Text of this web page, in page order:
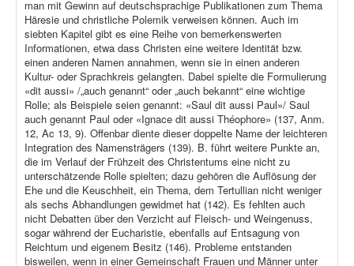
man mit Gewinn auf deutschsprachige Publikationen zum Thema
Häresie und christliche Polemik verweisen können. Auch im
siebten Kapitel gibt es eine Reihe von bemerkenswerten
Informationen, etwa dass Christen eine weitere Identität bzw.
einen anderen Namen annahmen, wenn sie in einen anderen
Kultur- oder Sprachkreis gelangten. Dabei spielte die Formulierung
«dit aussi» /„auch genannt“ oder „auch bekannt“ eine wichtige
Rolle; als Beispiele seien genannt: «Saul dit aussi Paul»/ Saul
auch genannt Paul oder «Ignace dit aussi Théophore» (137, Anm.
12, Ac 13, 9). Offenbar diente dieser doppelte Name der leichteren
Integration des Namensträgers (139). B. führt weitere Punkte an,
die im Verlauf der Frühzeit des Christentums eine nicht zu
unterschätzende Rolle spielten; dazu gehören die Auflösung der
Ehe und die Keuschheit, ein Thema, dem Tertullian nicht weniger
als sechs Abhandlungen gewidmet hat (142). Es fehlten auch
nicht Debatten über den Verzicht auf Fleisch- und Weingenuss,
sogar während der Eucharistie, ebenfalls auf Entsagung von
Reichtum und eigenem Besitz (146). Probleme entstanden
bisweilen, wenn in einer Gemeinschaft Frauen und Männer unter